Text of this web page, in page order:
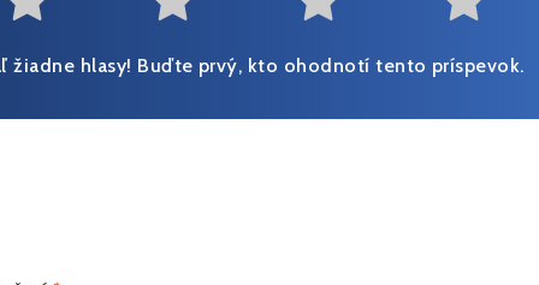
Not at all useful
Somewhat useful
Useful
žiadne hlasy! Buďte prvý, kto ohodnotí tento príspevok.